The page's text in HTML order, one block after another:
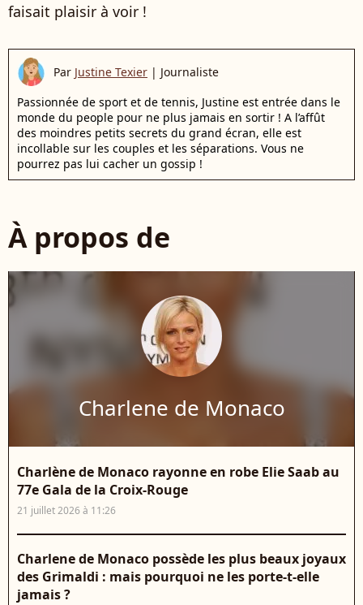
faisait plaisir à voir !
Par Justine Texier | Journaliste
Passionnée de sport et de tennis, Justine est entrée dans le
monde du people pour ne plus jamais en sortir ! A l’affût
des moindres petits secrets du grand écran, elle est
incollable sur les couples et les séparations. Vous ne
pourrez pas lui cacher un gossip !
À propos de
Charlene de Monaco
Charlène de Monaco rayonne en robe Elie Saab au
77e Gala de la Croix-Rouge
21 juillet 2026 à 11:26
Charlene de Monaco possède les plus beaux joyaux
des Grimaldi : mais pourquoi ne les porte-t-elle
jamais ?